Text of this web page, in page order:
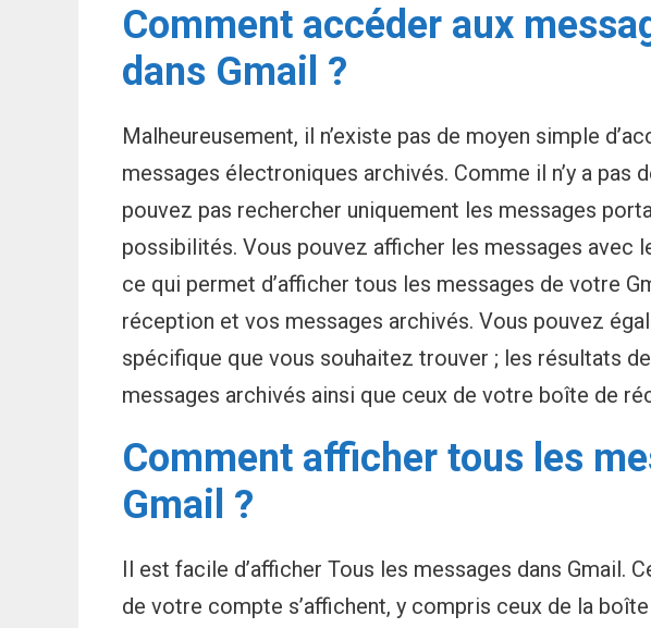
Comment accéder aux
dans Gmail ?
Malheureusement, il n’existe pas de moyen simple
messages électroniques archivés. Comme il n’y a pas
pouvez pas rechercher uniquement les messages
possibilités. Vous pouvez afficher les messages avec
ce qui permet d’afficher tous les messages de votre
réception et vos messages archivés. Vous pouvez
spécifique que vous souhaitez trouver ; les résultats
messages archivés ainsi que ceux de votre boîte de
Comment afficher tous les
Gmail ?
Il est facile d’afficher Tous les messages dans Gmail.
de votre compte s’affichent, y compris ceux de la